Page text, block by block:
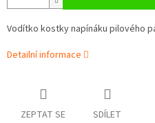
Vodítko kostky napínáku pilového
Detailní informace
ZEPTAT SE SDÍLET